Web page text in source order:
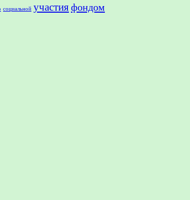
социальной участияфондом